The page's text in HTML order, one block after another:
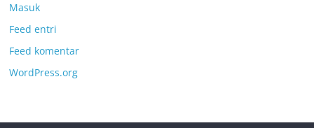
Masuk
Feed entri
Feed komentar
WordPress.org